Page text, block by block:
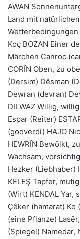
AWAN
Land mit
Wetterbedingungen
Koç BOZAN Einer
Märchen Canroc
CORÎN Oben, zu
(Dersim) Dêsman
Dewran (devran)
DILWAZ Willig,
Espar (Reiter)
(godverdi) HAJO
HEWRÎN Bewölkt,
Wachsam,
Hezker (Liebhaber)
KELEŞ Tapfer,
(Wirt) KENDAL Yar,
Çêker (hamarat) Ko
(eine Pflanze)
(Spiegel) Namedar,